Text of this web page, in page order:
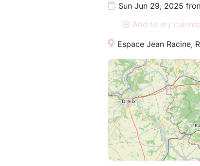
Sun Jun 29, 2025
Add to my
Espace Jean Racine,